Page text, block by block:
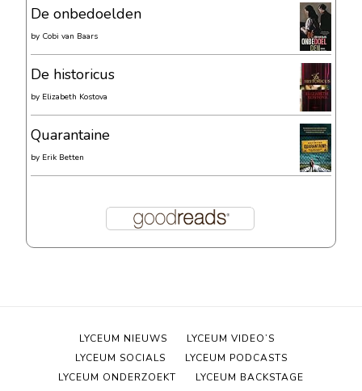
De onbedoelden
by Cobi van Baars
De historicus
by Elizabeth Kostova
Quarantaine
by Erik Betten
LYCEUM NIEUWS
LYCEUM VIDEO’S
LYCEUM SOCIALS
LYCEUM PODCASTS
LYCEUM ONDERZOEKT
LYCEUM BACKSTAGE